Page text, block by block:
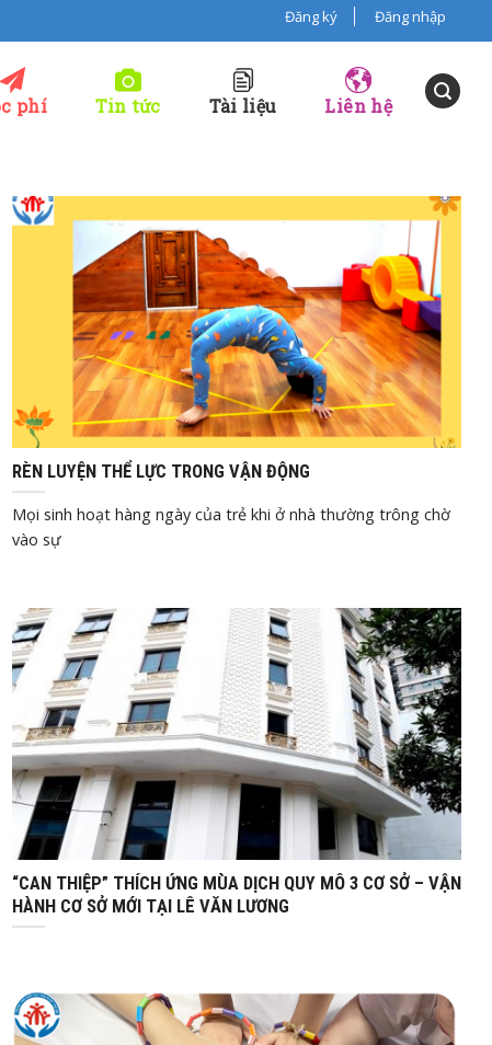
Đăng ký Đăng nhập
phí Tin tức Tài liệu Liên hệ
Th712, 2022
RÈN LUYỆN THỂ LỰC TRONG VẬN ĐỘNG
Mọi sinh hoạt hàng ngày của trẻ khi ở nhà thường trông chờ
vào sự
Th1211, 2021
“CAN THIỆP” THÍCH ỨNG MÙA DỊCH QUY MÔ 3 CƠ SỞ – VẬN
HÀNH CƠ SỞ MỚI TẠI LÊ VĂN LƯƠNG